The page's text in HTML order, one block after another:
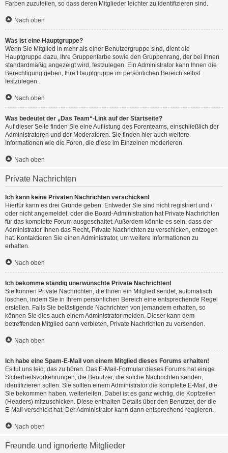
Farben zuzuteilen, so dass deren Mitglieder leichter zu identifizieren sind.
Nach oben
Was ist eine Hauptgruppe?
Wenn Sie Mitglied in mehr als einer Benutzergruppe sind, dient die
Hauptgruppe dazu, Ihre Gruppenfarbe sowie den Gruppenrang, der bei Ihnen
standardmäßig angezeigt wird, festzulegen. Ein Administrator kann Ihnen die
Berechtigung geben, Ihre Hauptgruppe im persönlichen Bereich selbst
festzulegen.
Nach oben
Was bedeutet der „Das Team“-Link auf der Startseite?
Auf dieser Seite finden Sie eine Auflistung des Forenteams, einschließlich der
Administratoren und der Moderatoren. Sie finden hier auch weitere
Informationen wie die Foren, die diese im Einzelnen moderieren.
Nach oben
Private Nachrichten
Ich kann keine Privaten Nachrichten verschicken!
Hierfür kann es drei Gründe geben: Entweder Sie sind nicht registriert und /
oder nicht angemeldet, oder die Board-Administration hat Private Nachrichten
für das komplette Forum ausgeschaltet. Außerdem könnte es sein, dass der
Administrator Ihnen das Recht, Private Nachrichten zu verschicken, entzogen
hat. Kontaktieren Sie einen Administrator, um weitere Informationen zu
erhalten.
Nach oben
Ich bekomme ständig unerwünschte Private Nachrichten!
Sie können Private Nachrichten, die Ihnen ein Mitglied sendet, automatisch
löschen, indem Sie in Ihrem persönlichen Bereich eine entsprechende Regel
erstellen. Falls Sie belästigende Nachrichten von jemandem erhalten, so
können Sie dies auch einem Administrator melden. Dieser kann dem
betreffenden Mitglied dann verbieten, Private Nachrichten zu versenden.
Nach oben
Ich habe eine Spam-E-Mail von einem Mitglied dieses Forums erhalten!
Es tut uns leid, das zu hören. Das E-Mail-Formular dieses Forums hat einige
Sicherheitsvorkehrungen, die Benutzer, die solche Nachrichten senden,
identifizieren sollen. Sie sollten einem Administrator die komplette E-Mail, die
Sie bekommen haben, weiterleiten. Dabei ist es ganz wichtig, die Kopfzeilen
(Headers) mitzuschicken. Diese enthalten Details über den Benutzer, der die
E-Mail verschickt hat. Der Administrator kann dann entsprechend reagieren.
Nach oben
Freunde und ignorierte Mitglieder